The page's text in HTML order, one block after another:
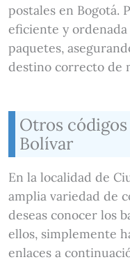
postales en Bogotá.
eficiente y
paquetes,
destino correcto de
Otros
Bolívar
En la localidad de
amplia variedad de
deseas conocer los
ellos, simplemente
enlaces a